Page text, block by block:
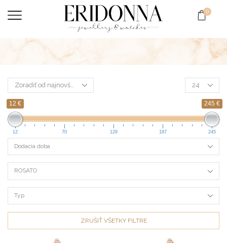
0
12 € 245 €
12 70 129 187 245
Dodacia doba
ROSATO
Typ
ZRUŠIŤ VŠETKY FILTRE